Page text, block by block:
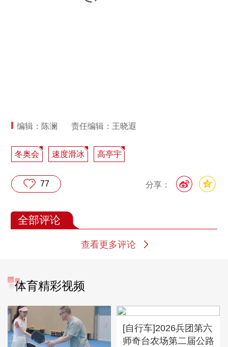
编辑：陈澜 责任编辑：王晓遐
冬奥会 速度滑冰 高亭宇
分享：
77
全部评论
查看更多评论
体育精彩视频
[自行车]2026兵团第六
师奇台农场第二届公路